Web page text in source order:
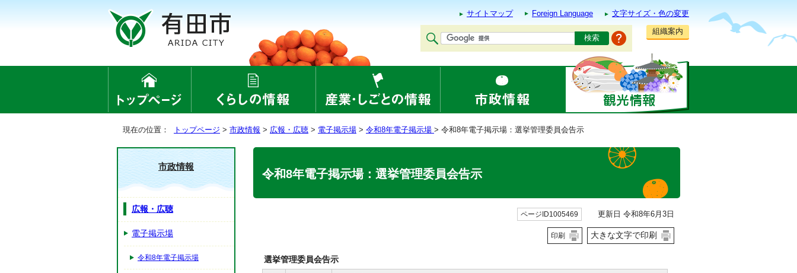
サイトマップ Foreign Language
文字サイズ・色の変更
組織案内
現在の位置： トップページ > 市政情報 > 広報・広聴 > 電子掲示場 > 令和8年電子掲示場 > 令和8年電子掲示場：選挙管理委員会告示
令和8年電子掲示場：選挙管理委員会告示
ページID1005469 更新日 令和8年6月3日
印刷 大きな文字で印刷
選挙管理委員会告示
市政情報
広報・広聴
電子掲示場
令和8年電子掲示場